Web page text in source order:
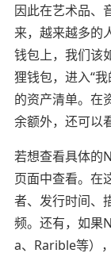
因此在艺术品、
来，越来越多的
钱包上，我们该
狸钱包，进入“
的资产清单。在
余额外，还可以
若想查看具体的
页面中查看。在
者、发行时间、
频。还有，如果
a、Rarible等）